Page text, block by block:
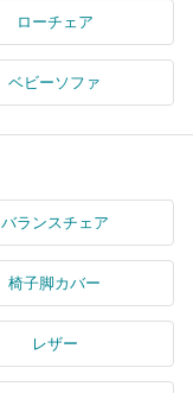
ローチェア
ベビーソファ
バランスチェア
椅子脚カバー
レザー